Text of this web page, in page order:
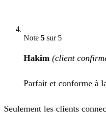
Note 5 sur 5
Hakim (client
Parfait et conforme à
Seulement les clients